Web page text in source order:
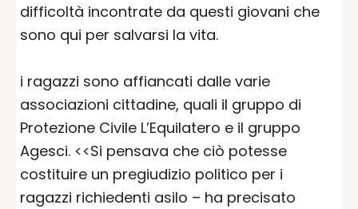
difficoltà incontrate da questi giovani che
sono qui per salvarsi la vita.
i ragazzi sono affiancati dalle varie
associazioni cittadine, quali il gruppo di
Protezione Civile L’Equilatero e il gruppo
Agesci. <<Si pensava che ciò potesse
costituire un pregiudizio politico per i
ragazzi richiedenti asilo – ha precisato